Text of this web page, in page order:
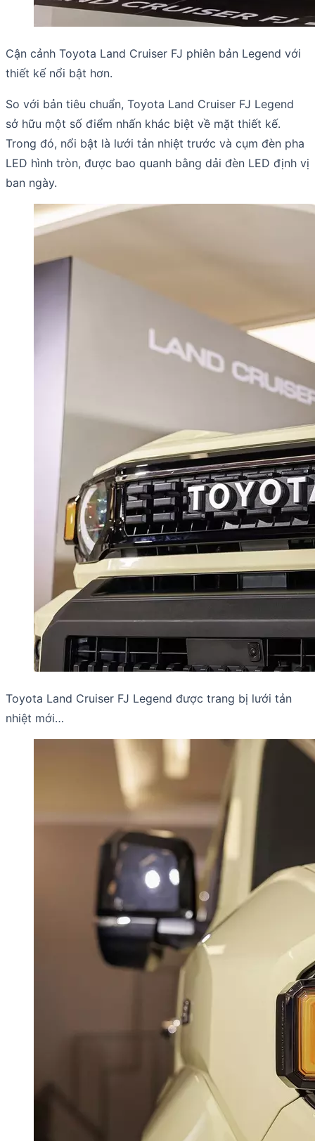
Cận cảnh Toyota Land Cruiser FJ phiên bản Legend với
thiết kế nổi bật hơn.
So với bản tiêu chuẩn, Toyota Land Cruiser FJ Legend
sở hữu một số điểm nhấn khác biệt về mặt thiết kế.
Trong đó, nổi bật là lưới tản nhiệt trước và cụm đèn pha
LED hình tròn, được bao quanh bằng dải đèn LED định vị
ban ngày.
Toyota Land Cruiser FJ Legend được trang bị lưới tản
nhiệt mới…